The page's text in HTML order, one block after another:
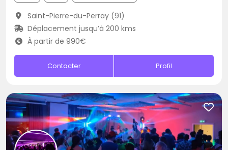
Saint-Pierre-du-Perray (91)
Déplacement jusqu’à 200 kms
À partir de 990€
Contacter Profil